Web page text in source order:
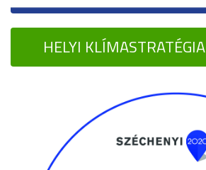
HELYI KLÍMASTRATÉGIA